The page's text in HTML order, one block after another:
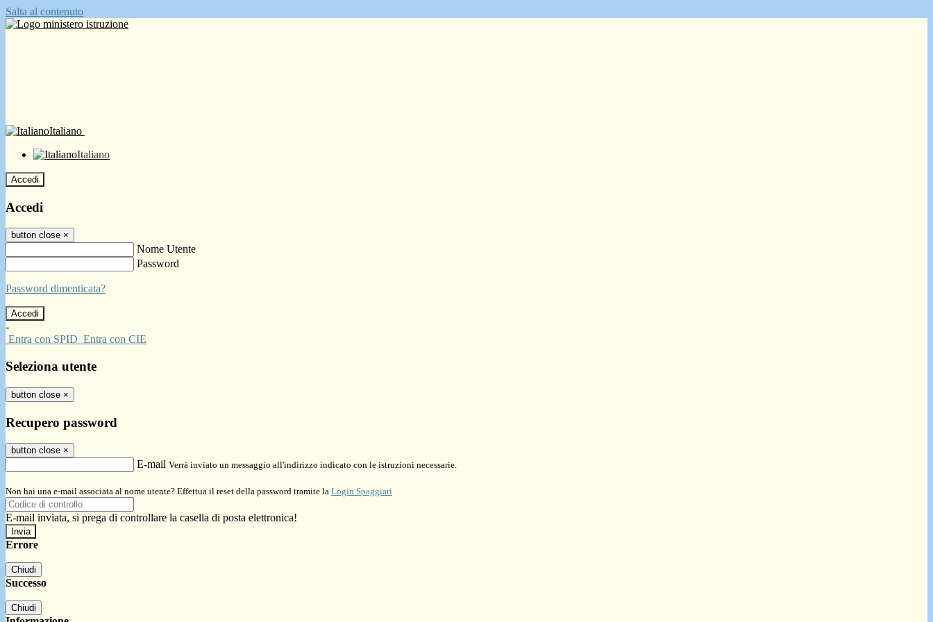
Salta al contenuto
Italiano
Italiano
Accedi
Accedi
button close ×
Nome Utente
Password
Password dimenticata?
-
Entra con SPID Entra con CIE
Seleziona utente
button close ×
Recupero password
button close ×
E-mail Verrà inviato un messaggio all'indirizzo indicato con le istruzioni necessarie.
Non hai una e-mail associata al nome utente? Effettua il reset della password tramite la Login Spaggiari
E-mail inviata, si prega di controllare la casella di posta elettronica!
Errore
Chiudi
Successo
Chiudi